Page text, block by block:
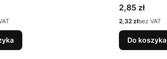
Cena
2,85 zł
Cena
2,32 złbez VAT
Do koszyka